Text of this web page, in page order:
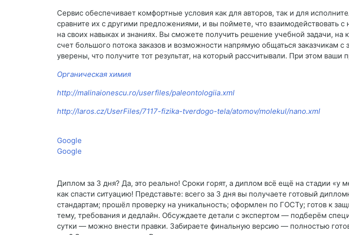
Сервис обеспечивает комфортные условия как для авторов, так и для
сравните их с другими предложениями, и вы поймете, что взаимодействовать
на своих навыках и знаниях. Вы сможете получить решение учебной задачи,
счет большого потока заказов и возможности напрямую общаться заказчикам
уверены, что получите тот результат, на который рассчитывали. При этом
Органическая химия
http://malinaionescu.ro/userfiles/paleontologiia.xml
http://laros.cz/UserFiles/7117-fizika-tverdogo-tela/atomov/molekul/nano.xml
Google
Google
Диплом за 3 дня? Да, это реально! Сроки горят, а диплом всё ещё на стадии
как спасти ситуацию! Представьте: всего за 3 дня вы получаете готовый
стандартам; прошёл проверку на уникальность; оформлен по ГОСТу; готов к
тему, требования и дедлайн. Обсуждаете детали с экспертом — подберём
сутки — можно внести правки. Забираете финальную версию — полностью